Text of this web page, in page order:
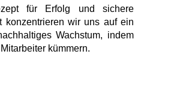
für Erfolg und sichere
konzentrieren wir uns auf ein
Wachstum, indem
kümmern.